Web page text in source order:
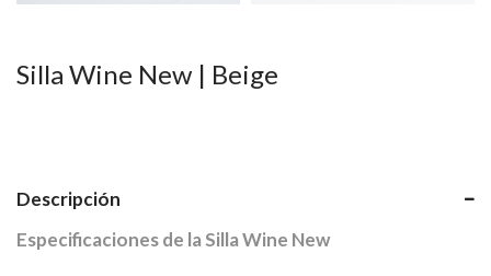
Silla Wine New | Beige
Descripción
Especificaciones de la Silla Wine New